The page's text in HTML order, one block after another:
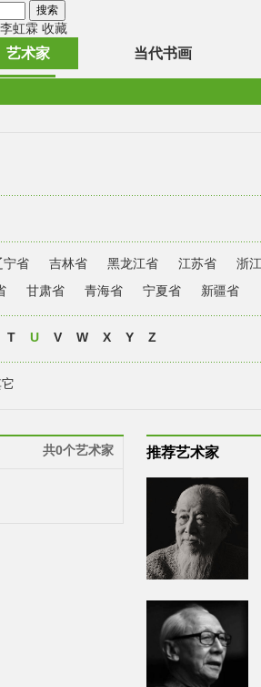
李虹霖 收藏
艺术家 当代书画
宁省 吉林省 黑龙江省 江苏省 浙
甘肃省 青海省 宁夏省 新疆省
T U V W X Y Z
共0个艺术家 推荐艺术家